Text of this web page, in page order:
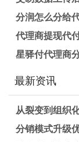
分润怎么分给
代理商提现代
星驿付代理商
最新资讯
从裂变到组织
分销模式升级